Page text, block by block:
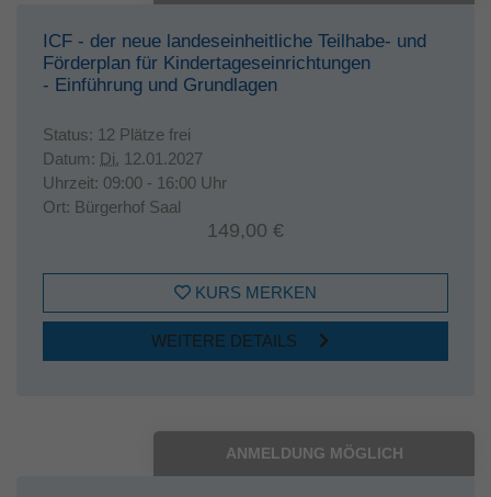
ICF - der neue landeseinheitliche Teilhabe- und
Förderplan für Kindertageseinrichtungen
- Einführung und Grundlagen
Status: 12 Plätze frei
Datum: Di. 12.01.2027
Uhrzeit: 09:00 - 16:00 Uhr
Ort: Bürgerhof Saal
149,00 €
KURS MERKEN
WEITERE DETAILS
ANMELDUNG MÖGLICH